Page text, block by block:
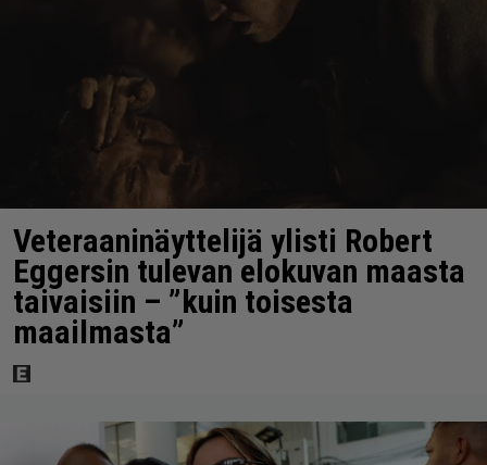
Veteraaninäyttelijä ylisti Robert
Eggersin tulevan elokuvan maasta
taivaisiin – ”kuin toisesta
maailmasta”